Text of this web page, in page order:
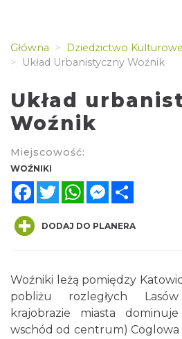
Główna
Dziedzictwo Kulturowe
Układ Urbanistyczny Woźnik
Układ
Woźnik
Miejscowość:
WOŹNIKI
FacebookTwitterWhatsAppMessenger
DODAJ DO PLANERA
Woźniki leżą pomiędzy
pobliżu rozległych
krajobrazie miasta
wschód od centrum) Coglowa